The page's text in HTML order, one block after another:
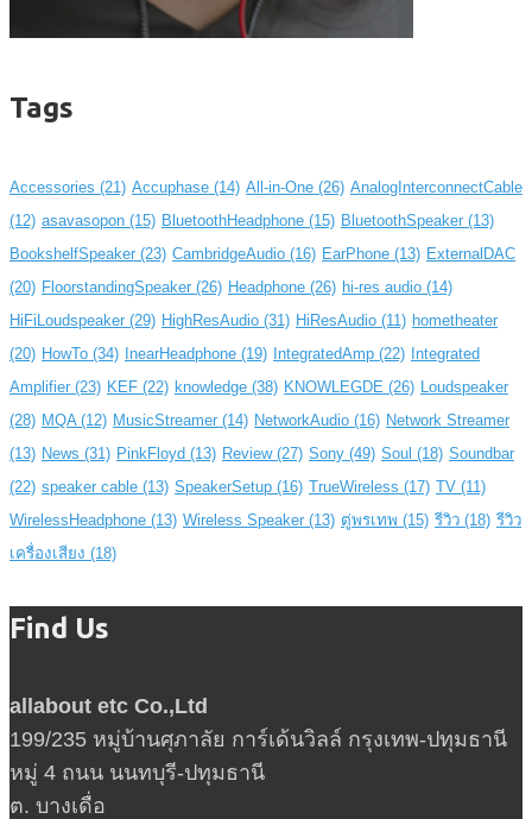
Tags
Accessories (21) Accuphase (14) All-in-One (26) AnalogInterconnectCable
(12) asavasopon (15) BluetoothHeadphone (15) BluetoothSpeaker (13)
BookshelfSpeaker (23) CambridgeAudio (16) EarPhone (13) ExternalDAC
(20) FloorstandingSpeaker (26) Headphone (26) hi-res audio (14)
HiFiLoudspeaker (29) HighResAudio (31) HiResAudio (11) hometheater
(20) HowTo (34) InearHeadphone (19) IntegratedAmp (22)
Integrated
Amplifier (23) KEF (22) knowledge (38) KNOWLEGDE (26)
Loudspeaker
(28) MQA (12) MusicStreamer (14) NetworkAudio (16) Network Streamer
(13) News (31) PinkFloyd (13) Review(27) Sony (49) Soul (18) Soundbar
(22) speaker cable (13) SpeakerSetup (16) TrueWireless (17) TV (11)
WirelessHeadphone (13) Wireless Speaker (13) ตู่พรเทพ (15) รีวิว (18) รีวิว
เครื่องเสียง (18)
Find Us
allabout etc Co.,Ltd
199/235 หมู่บ้านศุภาลัย การ์เด้นวิลล์ กรุงเทพ-ปทุมธานี
หมู่ 4 ถนน นนทบุรี-ปทุมธานี
ต. บางเดื่อ